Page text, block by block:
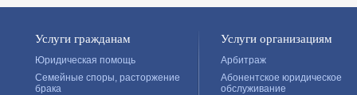
Услуги гражданам
Юридическая помощь
Семейные споры, расторжение
брака
Услуги организациям
Арбитраж
Абонентское юридическое
обслуживание